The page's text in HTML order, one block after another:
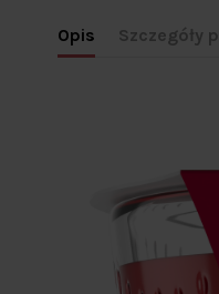
Opis Szczegóły